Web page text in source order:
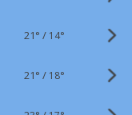
21° / 14°
21° / 18°